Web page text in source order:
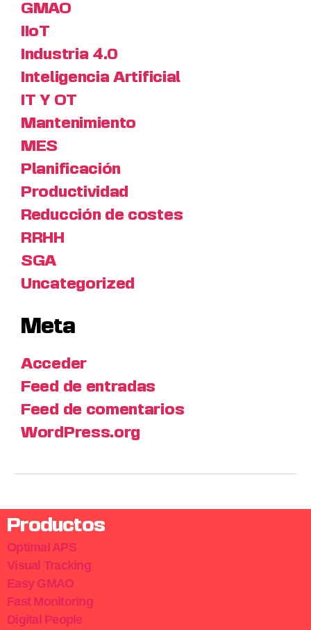
GMAO
IIoT
Industria 4.0
Inteligencia Artificial
IT Y OT
Mantenimiento
MES
Planificación
Productividad
Reducción de costes
RRHH
SGA
Uncategorized
Meta
Acceder
Feed de entradas
Feed de comentarios
WordPress.org
Productos
Optimal APS
Visual Tracking
Easy GMAO
Fast Monitoring
Digital People